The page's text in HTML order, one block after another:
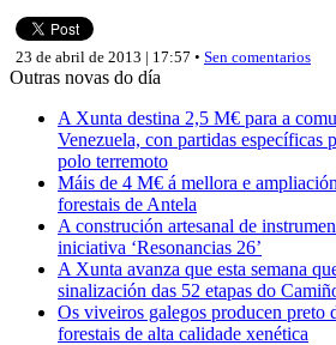
23 de abril de 2013 | 17:57 • Sen comentarios
Outras novas do día
A Xunta destina 2,5 M€ para a
Venezuela, con partidas específicas
polo terremoto
Máis de 4 M€ á mellora e
forestais de Antela
A construción artesanal de
iniciativa ‘Resonancias 26’
A Xunta avanza que esta semana
sinalización das 52 etapas do
Os viveiros galegos producen preto
forestais de alta calidade xenética